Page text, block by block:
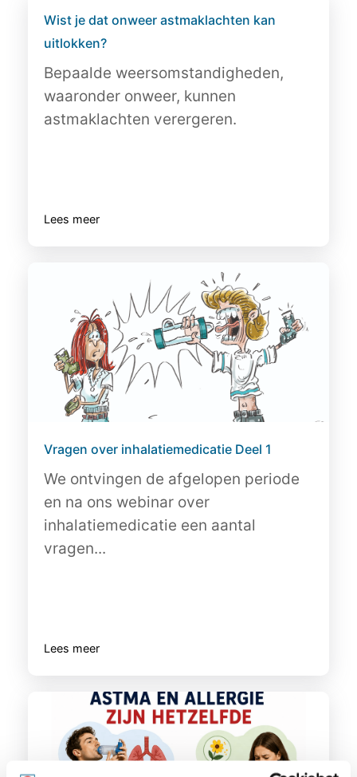
Wist je dat onweer astmaklachten kan
uitlokken?
Bepaalde weersomstandigheden,
waaronder onweer, kunnen
astmaklachten verergeren.
Lees meer
Vragen over inhalatiemedicatie Deel 1
We ontvingen de afgelopen periode
en na ons webinar over
inhalatiemedicatie een aantal
vragen...
Lees meer